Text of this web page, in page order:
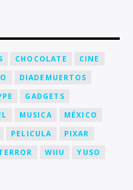
CHOCOLATE
CINE
DIADEMUERTOS
GADGETS
MUSICA
MÉXICO
PELICULA
PIXAR
WIIU YUSO